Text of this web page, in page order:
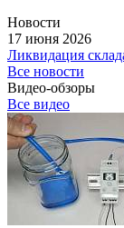
Новости
17 июня 2026
Ликвидация
Все новости
Видео-обзоры
Все видео